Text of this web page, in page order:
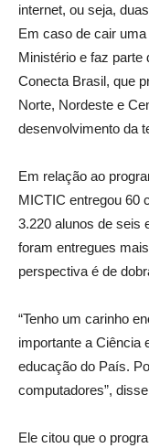
internet, ou seja,
Em caso de cair
Ministério e faz
Conecta Brasil, que
Norte, Nordeste e
desenvolvimento da
Em relação ao
MICTIC entregou 60
3.220 alunos de seis
foram entregues
perspectiva é de
“Tenho um carinho
importante a Ciência
educação do País.
computadores”,
Ele citou que o